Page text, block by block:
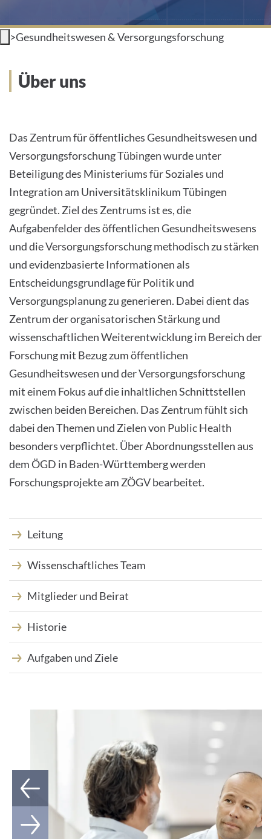
HOME
PATIENTS &AMP; VISITORS
FACULTY OF MEDICINE
CAREER
CONTACT
INTERNATIONAL PATIENTS
PRESS
English
Datenschutz
>Gesundheitswesen & Versorgungsforschung
Über uns
Das Zentrum für öffentliches Gesundheitswesen und
Versorgungsforschung Tübingen wurde unter
Beteiligung des Ministeriums für Soziales und
Integration am Universitätsklinikum Tübingen
gegründet. Ziel des Zentrums ist es, die
Aufgabenfelder des öffentlichen Gesundheitswesens
und die Versorgungsforschung methodisch zu stärken
und evidenzbasierte Informationen als
Entscheidungsgrundlage für Politik und
Versorgungsplanung zu generieren. Dabei dient das
Zentrum der organisatorischen Stärkung und
wissenschaftlichen Weiterentwicklung im Bereich der
Forschung mit Bezug zum öffentlichen
Gesundheitswesen und der Versorgungsforschung
mit einem Fokus auf die inhaltlichen Schnittstellen
zwischen beiden Bereichen. Das Zentrum fühlt sich
dabei den Themen und Zielen von Public Health
besonders verpflichtet. Über Abordnungsstellen aus
dem ÖGD in Baden-Württemberg werden
Forschungsprojekte am ZÖGV bearbeitet.
Leitung
Wissenschaftliches Team
Mitglieder und Beirat
Historie
Aufgaben und Ziele